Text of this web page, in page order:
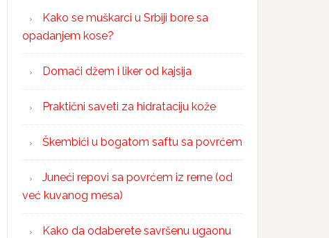
Kako se muškarci u Srbiji bore sa
opadanjem kose?
Domaći džem i liker od kajsija
Praktični saveti za hidrataciju kože
Škembići u bogatom saftu sa povrćem
Juneći repovi sa povrćem iz rerne (od
već kuvanog mesa)
Kako da odaberete savršenu ugaonu